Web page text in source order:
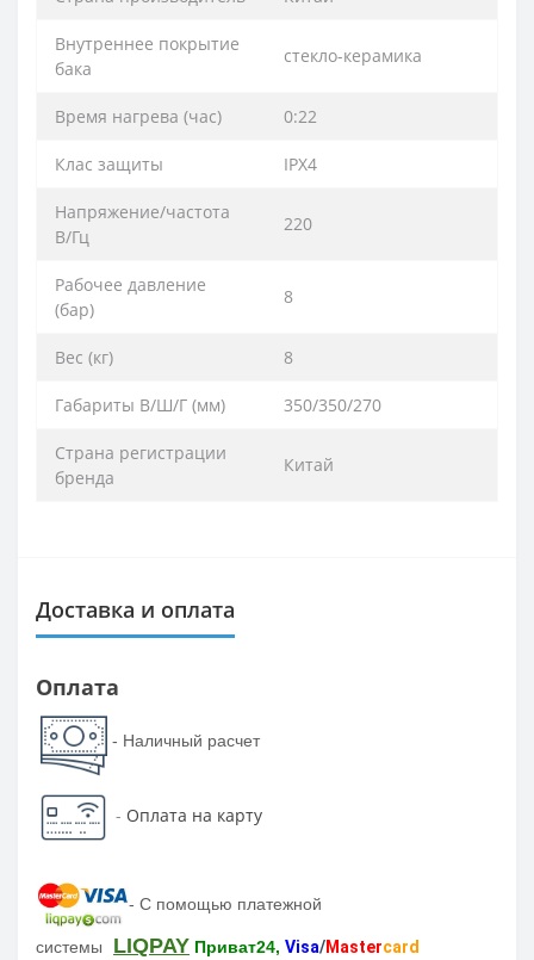
Внутреннее покрытие
бака
стекло-керамика
Время нагрева (час) 0:22
Клас защиты IPX4
Напряжение/частота
В/Гц
220
Рабочее давление
(бар)
8
Вес (кг) 8
Габариты В/Ш/Г (мм) 350/350/270
Страна регистрации
бренда
Китай
Доставка и оплата
Оплата
- Наличный расчет
- Оплата на карту
- С помощью платежной
системы LIQPAY Приват24, Visa/Mastercard